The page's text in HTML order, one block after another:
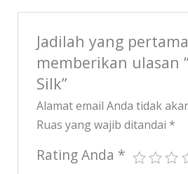
Jadilah yang pertama
memberikan ulasan
Silk”
Alamat email Anda tidak
Ruas yang wajib ditandai *
Rating Anda *